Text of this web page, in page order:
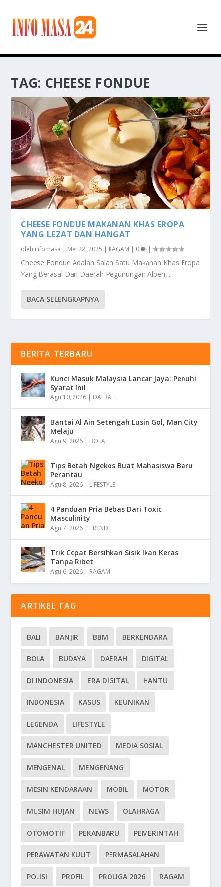
TAG: CHEESE FONDUE
CHEESE FONDUE MAKANAN KHAS EROPA
YANG LEZAT DAN HANGAT
oleh infomasa | Mei 22, 2025 | RAGAM | 0 |
Cheese Fondue Adalah Salah Satu Makanan Khas Eropa
Yang Berasal Dari Daerah Pegunungan Alpen,...
BACA SELENGKAPNYA
BERITA TERBARU
Kunci Masuk Malaysia Lancar Jaya: Penuhi
Syarat Ini!
Agu 10, 2026 | DAERAH
Bantai Al Ain Setengah Lusin Gol, Man City
Melaju
Agu 9, 2026 | BOLA
Tips Betah Ngekos Buat Mahasiswa Baru
Perantau
Agu 8, 2026 | LIFESTYLE
4 Panduan Pria Bebas Dari Toxic
Masculinity
Agu 7, 2026 |TREND
Trik Cepat Bersihkan Sisik Ikan Keras
Tanpa Ribet
Agu 6, 2026 | RAGAM
ARTIKEL TAG
BALI BANJIR BBM BERKENDARA
BOLA BUDAYA DAERAH DIGITAL
DI INDONESIA ERA DIGITAL HANTU
INDONESIA KASUS KEUNIKAN
LEGENDA LIFESTYLE
MANCHESTER UNITED MEDIA SOSIAL
MENGENAL MENGENANG
MESIN KENDARAAN MOBIL MOTOR
MUSIM HUJAN NEWS OLAHRAGA
OTOMOTIF PEKANBARU PEMERINTAH
PERAWATAN KULIT PERMASALAHAN
POLISI PROFIL PROLIGA 2026 RAGAM